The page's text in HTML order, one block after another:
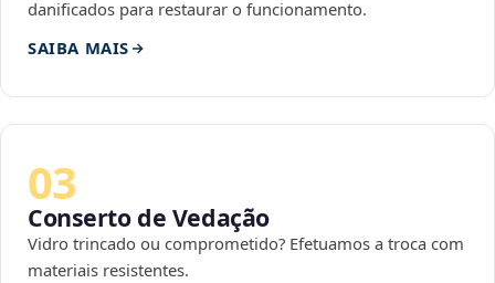
danificados para restaurar o funcionamento.
SAIBA MAIS
03
Conserto de Vedação
Vidro trincado ou comprometido? Efetuamos a troca com
materiais resistentes.